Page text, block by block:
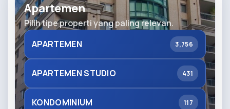
Apartemen
Pilih tipe properti yang paling relevan.
APARTEMEN
3,756
APARTEMEN STUDIO 431
KONDOMINIUM 117